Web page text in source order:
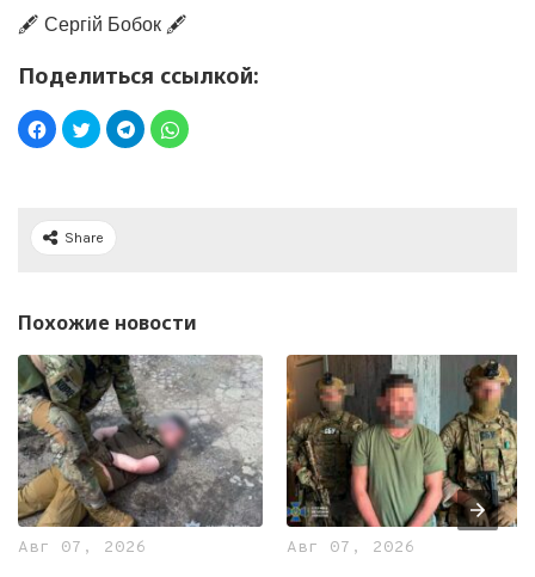
🖋️ Сергій Бобок 🖋️
Поделиться ссылкой:
Share
Похожие новости
Авг 07, 2026 Авг 07, 2026